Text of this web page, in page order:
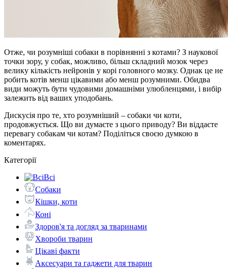
Отже, чи розумніші собаки в порівнянні з котами? З наукової
точки зору, у собак, можливо, більш складний мозок через
велику кількість нейронів у корі головного мозку. Однак це не
робить котів менш цікавими або менш розумними. Обидва
види можуть бути чудовими домашніми улюбленцями, і вибір
залежить від ваших уподобань.
Дискусія про те, хто розумніший – собаки чи коти,
продовжується. Що ви думаєте з цього приводу? Ви віддаєте
перевагу собакам чи котам? Поділіться своєю думкою в
коментарях.
Категорії
Всі
Собаки
Кішки, коти
Коні
Здоров'я та догляд за тваринами
Хвороби тварин
Цікаві факти
Аксесуари та гаджети для тварин